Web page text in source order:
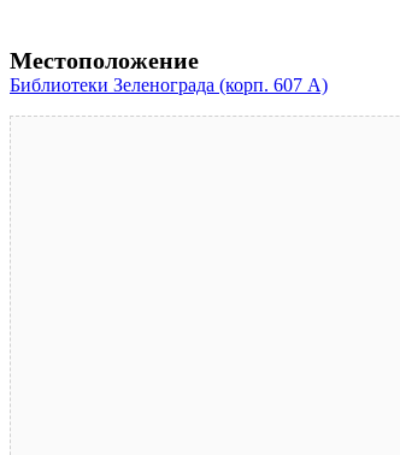
Местоположение
Библиотеки Зеленограда (корп. 607 A)